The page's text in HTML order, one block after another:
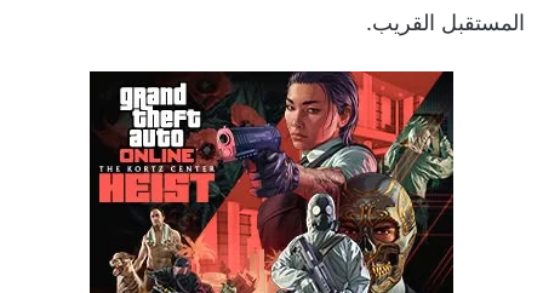
المستقبل القريب.